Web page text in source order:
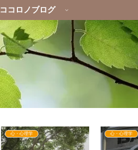
ココロノブログ
心・心理学 心・心理学